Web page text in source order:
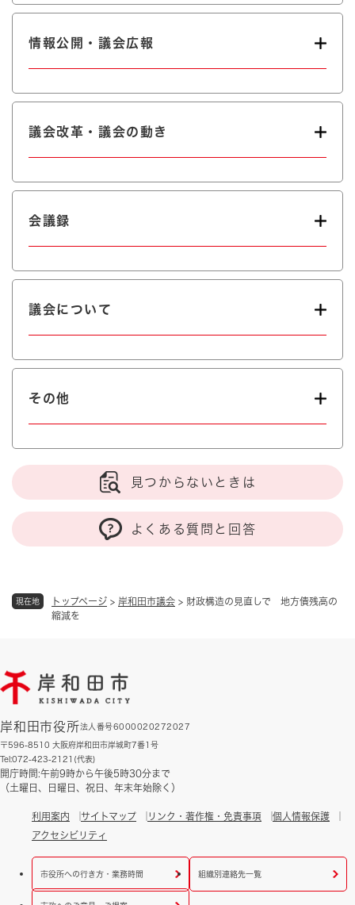
現在地 トップページ > 岸和田市議会 > 財政構造の見直しで 地方債残高の
縮減を
情報公開・議会広報
議会改革・議会の動き
会議録
議会について
その他
見つからないときは
よくある質問と回答
岸和田市役所法人番号6000020272027
〒596-8510 大阪府岸和田市岸城町7番1号
Tel:072-423-2121(代表)
開庁時間:午前9時から午後5時30分まで
（土曜日、日曜日、祝日、年末年始除く）
利用案内 サイトマップ リンク・著作権・免責事項
個人情報保護
アクセシビリティ
市役所への行き方・業務時間 組織別連絡先一覧